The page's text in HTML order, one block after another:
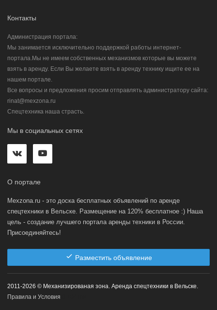
Контакты
Администрация портала:
Мы занимается исключительно поддержкой работы интернет-
портала.Мы не имеем собственных механизмов которые вы можете
взять в аренду. Если Вы желаете взять в аренду технику ищите ее на
нашем портале.
Все вопросы и предложения просим отправлять администратору сайта:
rinat@mexzona.ru
Спецтехника наша страсть.
Мы в социальных сетях
О портале
Mexzona.ru - это доска бесплатных объявлений по аренде
спецтехники в Вельске. Размещение на 120% бесплатное :) Наша
цель - создание лучшего портала аренды техники в России.
Присоединяйтесь!
Разместить объявление
2011-2026 © Механизированая зона. Аренда спецтехники в Вельске.
Правила и Условия